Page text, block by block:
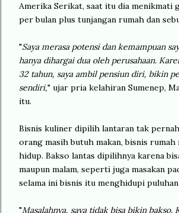
Amerika Serikat, saat itu dia menikmati
per bulan plus tunjangan rumah dan
"Saya merasa potensi dan kemampuan
hanya dihargai dua oleh perusahaan.
32 tahun, saya ambil pensiun diri, bikin
sendiri," ujar pria kelahiran Sumenep,
itu.
Bisnis kuliner dipilih lantaran tak pernah
orang masih butuh makan, bisnis rumah
hidup. Bakso lantas dipilihnya karena
maupun malam, seperti juga masakan
selama ini bisnis itu menghidupi
"Masalahnya, saya tidak bisa bikin bakso.